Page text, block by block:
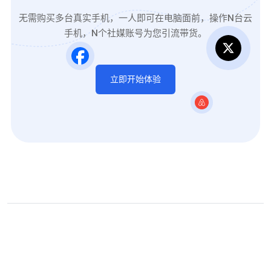
无需购买多台真实手机，一人即可在电脑面前，操作N台云
手机，N个社媒账号为您引流带货。
立即开始体验